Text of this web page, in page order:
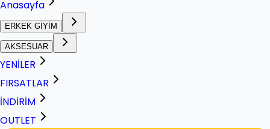
Anasayfa
ERKEK GİYİM
AKSESUAR
YENİLER
FIRSATLAR
İNDİRİM
OUTLET